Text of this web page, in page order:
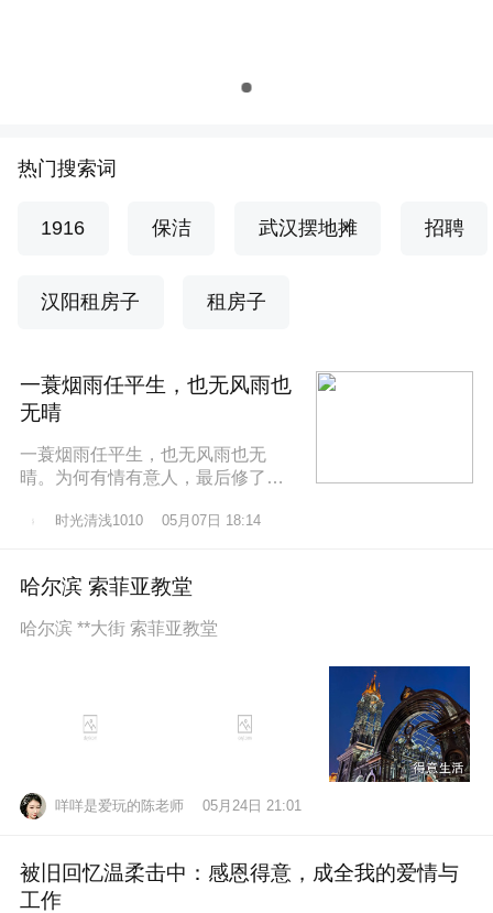
热门搜索词
1916 保洁 武汉摆地摊 招聘
汉阳租房子 租房子
一蓑烟雨任平生，也无风雨也
无晴
一蓑烟雨任平生，也无风雨也无
晴。为何有情有意人，最后修了无
却有情。莫道桑榆晚，为霞尚满
时光清浅1010 05月07日 18:14
哈尔滨 索菲亚教堂
哈尔滨 **大街 索菲亚教堂
咩咩是爱玩的陈老师 05月24日 21:01
被旧回忆温柔击中：感恩得意，成全我的爱情与
工作